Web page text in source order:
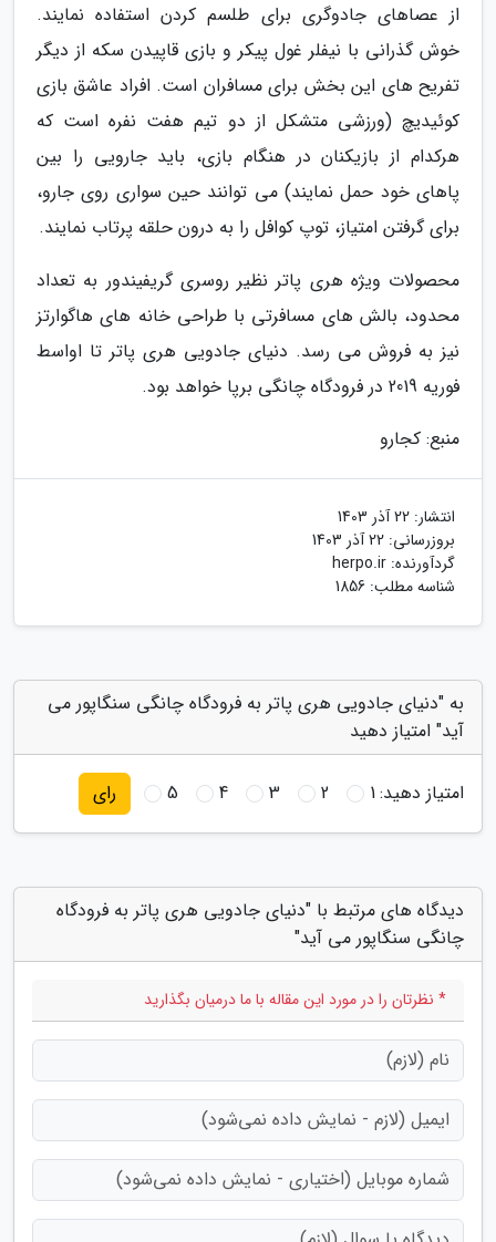
از عصاهای جادوگری برای طلسم کردن استفاده نمایند.
خوش گذرانی با نیفلر غول پیکر و بازی قاپیدن سکه از دیگر
تفریح های این بخش برای مسافران است. افراد عاشق بازی
کوئیدیچ (ورزشی متشکل از دو تیم هفت نفره است که
هرکدام از بازیکنان در هنگام بازی، باید جارویی را بین
پاهای خود حمل نمایند) می توانند حین سواری روی جارو،
برای گرفتن امتیاز، توپ کوافل را به درون حلقه پرتاب نمایند.
محصولات ویژه هری پاتر نظیر روسری گریفیندور به تعداد
محدود، بالش های مسافرتی با طراحی خانه های هاگوارتز
نیز به فروش می رسد. دنیای جادویی هری پاتر تا اواسط
فوریه 2019 در فرودگاه چانگی برپا خواهد بود.
منبع: کجارو
انتشار: 22 آذر 1403
بروزرسانی: 22 آذر 1403
گردآورنده: herpo.ir
شناسه مطلب: 1856
به "دنیای جادویی هری پاتر به فرودگاه چانگی سنگاپور می
آید" امتیاز دهید
امتیاز دهید:1
2
3
4
5 رای
دیدگاه های مرتبط با "دنیای جادویی هری پاتر به فرودگاه
چانگی سنگاپور می آید"
* نظرتان را در مورد این مقاله با ما درمیان بگذارید